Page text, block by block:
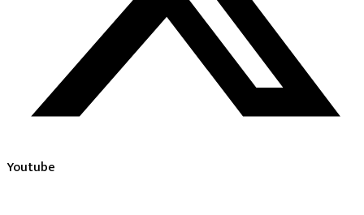
Youtube